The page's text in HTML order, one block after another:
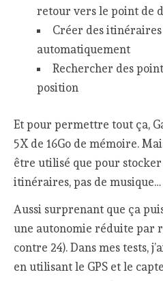
retour vers le point de
Créer des
automatiquement
Rechercher des
position
Et pour permettre tout ça,
5X de 16Go de mémoire.
être utilisé que pour stocker
itinéraires, pas de musique…
Aussi surprenant que ça
une autonomie réduite par
contre 24). Dans mes tests,
en utilisant le GPS et le